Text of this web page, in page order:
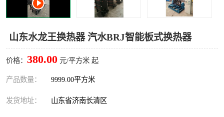
山东水龙王换热器 汽水BRJ智能板式换热器
价格： 380.00 元/平方米 起
产品数量： 9999.00平方米
发货地址： 山东省济南长清区